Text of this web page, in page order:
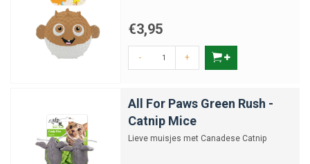
€3,95
- +
All For Paws Green Rush -
Catnip Mice
Lieve muisjes met Canadese Catnip